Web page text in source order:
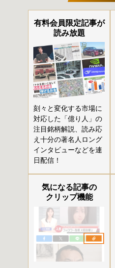
有料会員限定記事が
読み放題
刻々と変化する市場に
対応した「億り人」の
注目銘柄解説、読み応
え十分の著名人ロング
インタビューなどを連
日配信！
気になる記事の
クリップ機能